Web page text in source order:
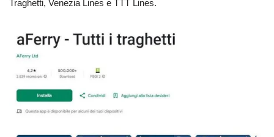
Traghetti, Venezia Lines e TTT Lines.